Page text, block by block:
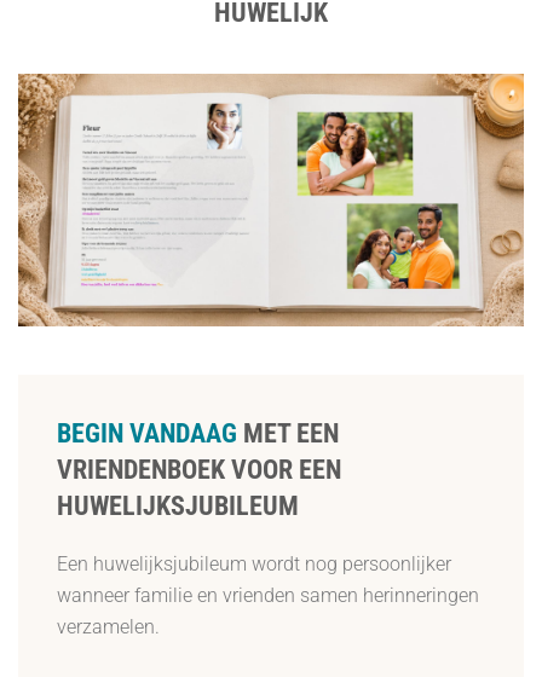
HUWELIJK
BEGIN VANDAAG MET EEN
VRIENDENBOEK VOOR EEN
HUWELIJKSJUBILEUM
Een huwelijksjubileum wordt nog persoonlijker
wanneer familie en vrienden samen herinneringen
verzamelen.